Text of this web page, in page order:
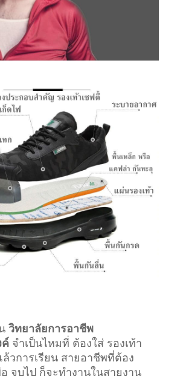
วิทยาลัยการอาชีพ
ค์จำเป็นไหมที่ ต้องใส่ รองเท้า
ล้วการเรียน สายอาชีพที่ต้อง
จบไป ก็จะทำงานในสายงาน